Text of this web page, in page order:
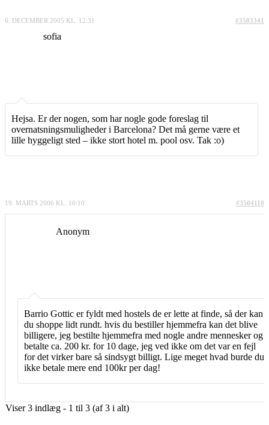
6. DECEMBER 2005 KL. 12:31 #3503341
sofia
Hejsa. Er der nogen, som har nogle gode foreslag til
overnatsningsmuligheder i Barcelona? Det må gerne være et
lille hyggeligt sted – ikke stort hotel m. pool osv. Tak :o)
19. MARTS 2006 KL. 10:10 #3504110
Anonym
Barrio Gottic er fyldt med hostels de er lette at finde, så der kan
du shoppe lidt rundt. hvis du bestiller hjemmefra kan det blive
billigere, jeg bestilte hjemmefra med nogle andre mennesker og
betalte ca. 200 kr. for 10 dage, jeg ved ikke om det var en fejl
for det virker bare så sindsygt billigt. Lige meget hvad burde du
ikke betale mere end 100kr per dag!
Viser 3 indlæg - 1 til 3 (af 3 i alt)